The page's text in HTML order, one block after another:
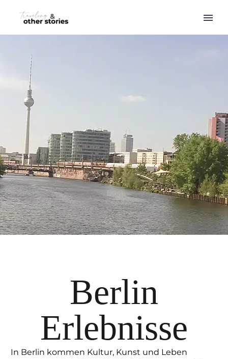
Berlin
Erlebnisse
In Berlin kommen Kultur, Kunst und Leben